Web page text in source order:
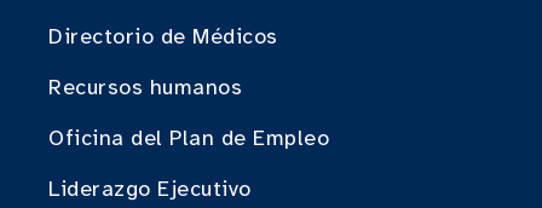
Directorio de Médicos
Recursos humanos
Oficina del Plan de Empleo
Liderazgo Ejecutivo